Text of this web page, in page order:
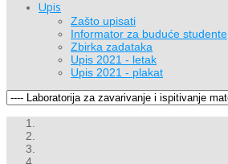
Upis
Zašto upisati
Informator za buduće studente
Zbirka zadataka
Upis 2021 - letak
Upis 2021 - plakat